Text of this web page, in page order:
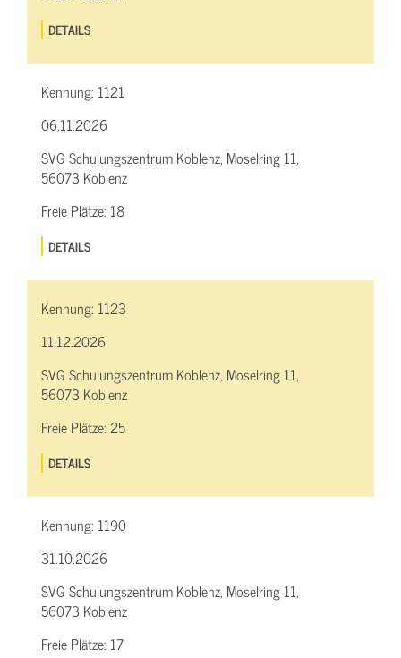
DETAILS
Kennung: 1121
06.11.2026
SVG Schulungszentrum Koblenz, Moselring 11,
56073 Koblenz
Freie Plätze: 18
DETAILS
Kennung: 1123
11.12.2026
SVG Schulungszentrum Koblenz, Moselring 11,
56073 Koblenz
Freie Plätze:25
DETAILS
Kennung: 1190
31.10.2026
SVG Schulungszentrum Koblenz, Moselring 11,
56073 Koblenz
Freie Plätze: 17